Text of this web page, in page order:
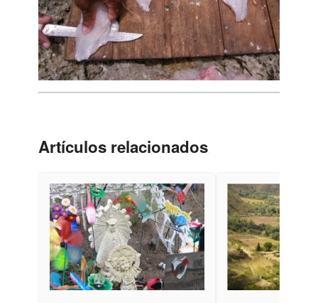
Artículos relacionados